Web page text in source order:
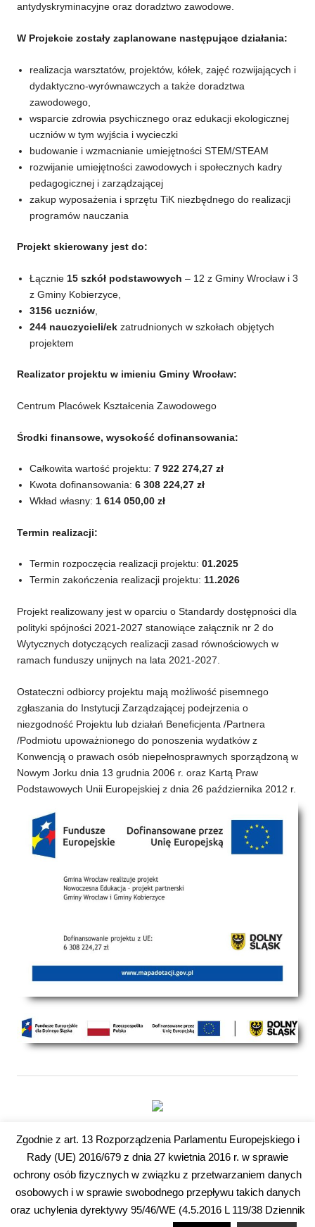
antydyskryminacyjne oraz doradztwo zawodowe.
W Projekcie zostały zaplanowane następujące działania:
realizacja warsztatów, projektów, kółek, zajęć rozwijających i
dydaktyczno-wyrównawczych a także doradztwa
zawodowego,
wsparcie zdrowia psychicznego oraz edukacji ekologicznej
uczniów w tym wyjścia i wycieczki
budowanie i wzmacnianie umiejętności STEM/STEAM
rozwijanie umiejętności zawodowych i społecznych kadry
pedagogicznej i zarządzającej
zakup wyposażenia i sprzętu TiK niezbędnego do realizacji
programów nauczania
Projekt skierowany jest do:
Łącznie 15 szkół podstawowych – 12 z Gminy Wrocław i 3
z Gminy Kobierzyce,
3156 uczniów
244 nauczycieli/ek zatrudnionych w szkołach objętych
projektem
Realizator projektu w imieniu Gminy Wrocław:
Centrum Placówek Kształcenia Zawodowego
Środki finansowe, wysokość dofinansowania:
Całkowita wartość projektu: 7 922 274,27 zł
Kwota dofinansowania: 6 308 224,27 zł
Wkład własny: 1 614 050,00 zł
Termin realizacji:
Termin rozpoczęcia realizacji projektu: 01.2025
Termin zakończenia realizacji projektu: 11.2026
Projekt realizowany jest w oparciu o Standardy dostępności dla
polityki spójności 2021-2027 stanowiące załącznik nr 2 do
Wytycznych dotyczących realizacji zasad równościowych w
ramach funduszy unijnych na lata 2021-2027.
Ostateczni odbiorcy projektu mają możliwość pisemnego
zgłaszania do Instytucji Zarządzającej podejrzenia o
niezgodność Projektu lub działań Beneficjenta /Partnera
/Podmiotu upoważnionego do ponoszenia wydatków z
Konwencją o prawach osób niepełnosprawnych sporządzoną w
Nowym Jorku dnia 13 grudnia 2006 r. oraz Kartą Praw
Podstawowych Unii Europejskiej z dnia 26 października 2012 r.
WordPress Theme: Gridbox by ThemeZee.
Zgodnie z art. 13 Rozporządzenia Parlamentu Europejskiego i
Rady (UE) 2016/679 z dnia 27 kwietnia 2016 r. w sprawie
ochrony osób fizycznych w związku z przetwarzaniem danych
osobowych i w sprawie swobodnego przepływu takich danych
oraz uchylenia dyrektywy 95/46/WE (4.5.2016 L 119/38 Dziennik